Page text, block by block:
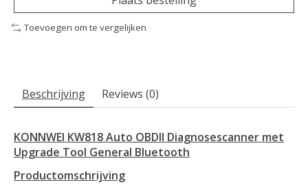
Toevoegen om te vergelijken
Beschrijving Reviews (0)
KONNWEI KW818 Auto OBDII Diagnosescanner met
Upgrade Tool General Bluetooth
Productomschrijving